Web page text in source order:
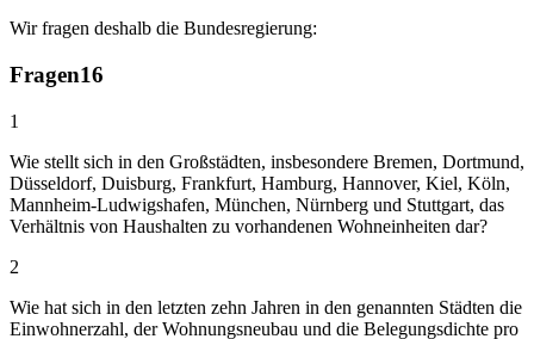
Wir fragen deshalb die Bundesregierung:
Fragen16
1
Wie stellt sich in den Großstädten, insbesondere Bremen, Dortmund,
Düsseldorf, Duisburg, Frankfurt, Hamburg, Hannover, Kiel, Köln,
Mannheim-Ludwigshafen, München, Nürnberg und Stuttgart, das
Verhältnis von Haushalten zu vorhandenen Wohneinheiten dar?
2
Wie hat sich in den letzten zehn Jahren in den genannten Städten die
Einwohnerzahl, der Wohnungsneubau und die Belegungsdichte pro